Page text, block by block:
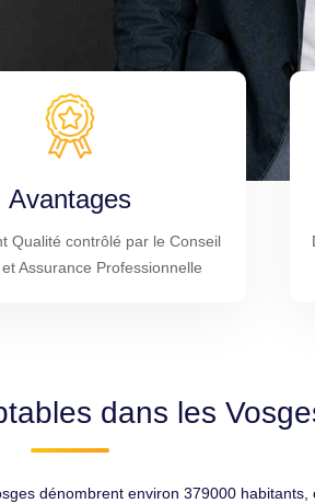
Avantages
Qualité contrôlé par le Conseil
Assurance Professionnelle
dans les
dénombrent environ 379000